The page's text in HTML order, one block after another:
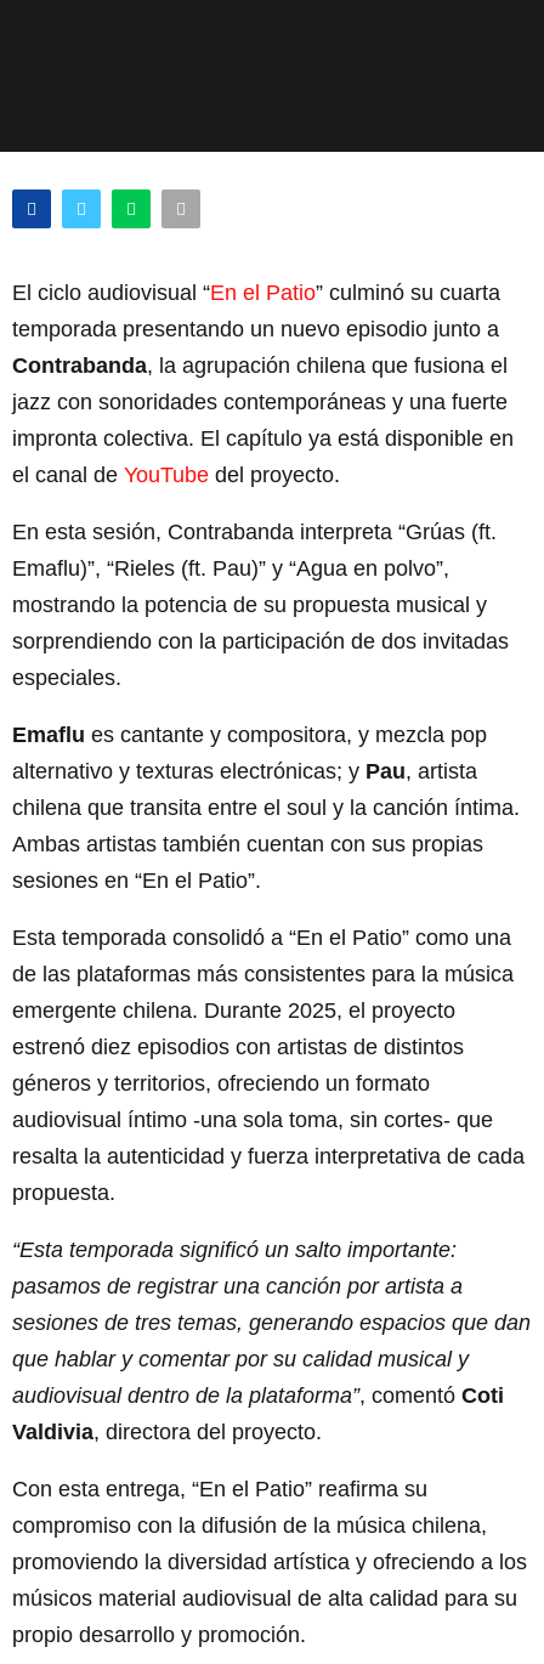
El ciclo audiovisual “En el Patio” culminó su cuarta
temporada presentando un nuevo episodio junto a
Contrabanda, la agrupación chilena que fusiona el
jazz con sonoridades contemporáneas y una fuerte
impronta colectiva. El capítulo ya está disponible en
el canal de YouTube del proyecto.
En esta sesión, Contrabanda interpreta “Grúas (ft.
Emaflu)”, “Rieles (ft. Pau)” y “Agua en polvo”,
mostrando la potencia de su propuesta musical y
sorprendiendo con la participación de dos invitadas
especiales.
Emaflu es cantante y compositora, y mezcla pop
alternativo y texturas electrónicas; y Pau, artista
chilena que transita entre el soul y la canción íntima.
Ambas artistas también cuentan con sus propias
sesiones en “En el Patio”.
Esta temporada consolidó a “En el Patio” como una
de las plataformas más consistentes para la música
emergente chilena. Durante 2025, el proyecto
estrenó diez episodios con artistas de distintos
géneros y territorios, ofreciendo un formato
audiovisual íntimo -una sola toma, sin cortes- que
resalta la autenticidad y fuerza interpretativa de cada
propuesta.
“Esta temporada significó un salto importante:
pasamos de registrar una canción por artista a
sesiones de tres temas, generando espacios que dan
que hablar y comentar por su calidad musical y
audiovisual dentro de la plataforma”, comentó Coti
Valdivia, directora del proyecto.
Con esta entrega, “En el Patio” reafirma su
compromiso con la difusión de la música chilena,
promoviendo la diversidad artística y ofreciendo a los
músicos material audiovisual de alta calidad para su
propio desarrollo y promoción.